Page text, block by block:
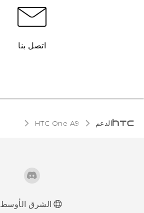
اتصل بنا
الدعم HTC One A9‎
الشرق الأوسط